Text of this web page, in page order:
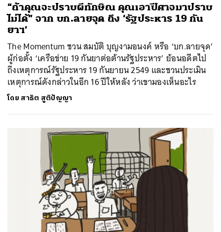
“ถ้าคุณจะปราบผีทักษิณ คุณเอาปีศาจมาปราบ
ไม่ได้” จาก บก.ลายจุด ถึง ‘รัฐประหาร 19 กัน
ยาฯ’
The Momentum ชวน สมบัติ บุญงามอนงค์ หรือ ‘บก.ลายจุด’
ผู้ก่อตั้ง ‘เครือข่าย 19 กันยาต่อต้านรัฐประหาร’ ย้อนอดีตไป
ถึงเหตุการณ์รัฐประหาร 19 กันยายน 2549 และชวนประเมิน
เหตุการณ์ดังกล่าวในอีก 16 ปีให้หลัง ว่าเขามองเห็นอะไร
โดย สาธิต สูติปัญญา